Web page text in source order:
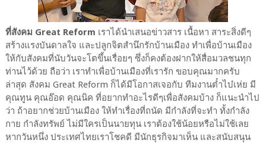
ที่สังคม Great Reform เราได้นำเสนอข่าวสาร เนื้อหา สาระสิ่งดีๆ
สร้างแรงบันดาลใจ และปลูกจิตสำนึกรักบ้านเมือง ทำเพื่อบ้านเมือง
ให้กับสังคมที่นับวันจะโตขึ้นเรื่อยๆ ซึ่งก็คงต้องฝากให้สื่อมวลชนทุก
ท่านไว้ด้วย ถือว่า เราทำเพื่อบ้านเมืองที่เรารัก ขอบคุณมากครับ
ล่าสุด สังคม Great Reform ก็ได้มีโอกาสเจอกับ ทีมงานต๋ำไบ๋เห่ย มี
คุณทูน คุณอ๊อด คุณนิค ที่อยากทำอะไรดีๆเพื่อสังคมบ้าง ก็แนะนำไป
ว่า ถ้าอยากช่วยบ้านเมือง ให้ทำเรื่องที่ถนัด มีกำลังที่จะทำ ทั้งกำลัง
กาย กำลังทรัพย์ ไม่มีใครเป็นนายทุน เราต้องใช้น้อยหรือไม่ใช้เลย
หากวันหนึ่ง ประเทศไทยเราโชคดี มีนักธุรกิจมาเห็น และสนับสนุน